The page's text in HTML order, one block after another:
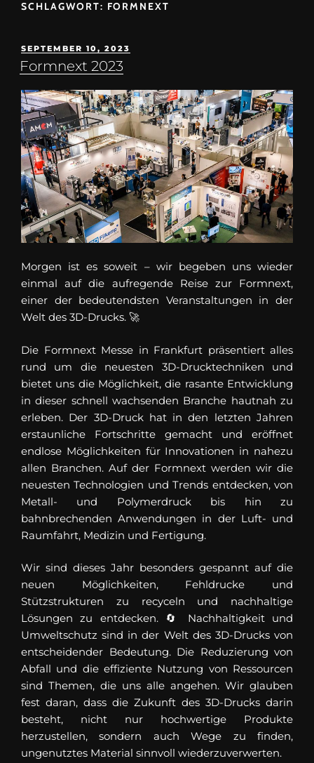
SCHLAGWORT: FORMNEXT
SEPTEMBER 10, 2023
Formnext 2023
Morgen ist es soweit – wir begeben uns wieder
einmal auf die aufregende Reise zur Formnext,
einer der bedeutendsten Veranstaltungen in der
Welt des 3D-Drucks. 🚀
Die Formnext Messe in Frankfurt präsentiert alles
rund um die neuesten 3D-Drucktechniken und
bietet uns die Möglichkeit, die rasante Entwicklung
in dieser schnell wachsenden Branche hautnah zu
erleben. Der 3D-Druck hat in den letzten Jahren
erstaunliche Fortschritte gemacht und eröffnet
endlose Möglichkeiten für Innovationen in nahezu
allen Branchen. Auf der Formnext werden wir die
neuesten Technologien und Trends entdecken, von
Metall- und Polymerdruck bis hin zu
bahnbrechenden Anwendungen in der Luft- und
Raumfahrt, Medizin und Fertigung.
Wir sind dieses Jahr besonders gespannt auf die
neuen Möglichkeiten, Fehldrucke und
Stützstrukturen zu recyceln und nachhaltige
Lösungen zu entdecken. 🔄 Nachhaltigkeit und
Umweltschutz sind in der Welt des 3D-Drucks von
entscheidender Bedeutung. Die Reduzierung von
Abfall und die effiziente Nutzung von Ressourcen
sind Themen, die uns alle angehen. Wir glauben
fest daran, dass die Zukunft des 3D-Drucks darin
besteht, nicht nur hochwertige Produkte
herzustellen, sondern auch Wege zu finden,
ungenutztes Material sinnvoll wiederzuverwerten.